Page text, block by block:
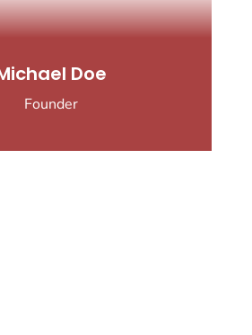
Doe
Founder